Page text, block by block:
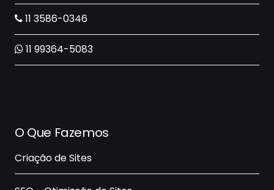
11 3586-0346
11 99364-5083
O Que Fazemos
Criação de Sites